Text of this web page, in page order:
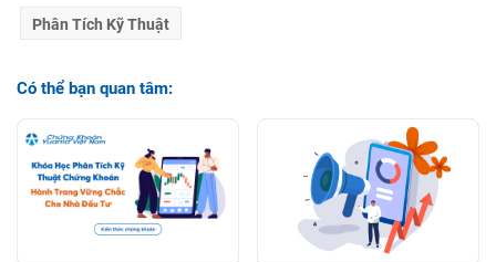
Mô hình nến Concealing Baby Swallow
Mô hình nến Gapping Up Doji
Mô hình nến Hammer
Mô hình nến Southern Doji
Phân Tích Kỹ Thuật
Có thể bạn quan tâm: